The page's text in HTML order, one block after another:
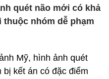
quét não mới có khả
nhóm dễ phạm
Mỹ, hình ảnh quét
kết án có đặc điểm